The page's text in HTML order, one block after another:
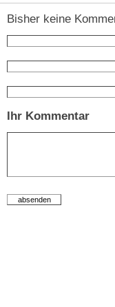
Bisher keine
Ihr Kommentar